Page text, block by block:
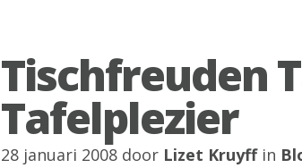
Tischfreuden
Tafelplezier
28 januari 2008 door Lizet Kruyffin